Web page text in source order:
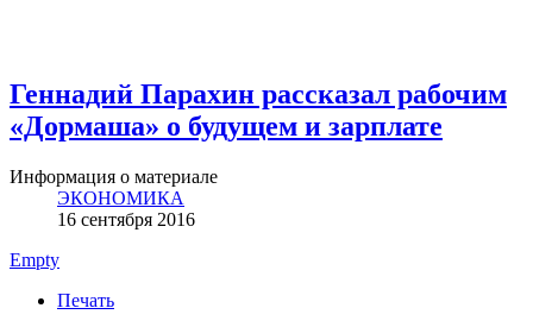
Геннадий Парахин рассказал рабочим
«Дормаша» о будущем и зарплате
Информация о материале
ЭКОНОМИКА
16 сентября 2016
Empty
Печать